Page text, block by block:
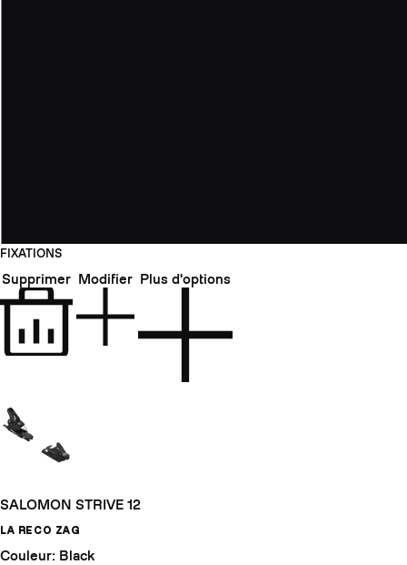
FIXATIONS
Supprimer Modifier Plus d'options
SALOMON STRIVE 12
LA RECO ZAG
Couleur: Black